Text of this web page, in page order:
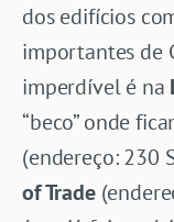
dos edifícios
importantes de
imperdível é na
“beco” onde
(endereço: 230
of Trade